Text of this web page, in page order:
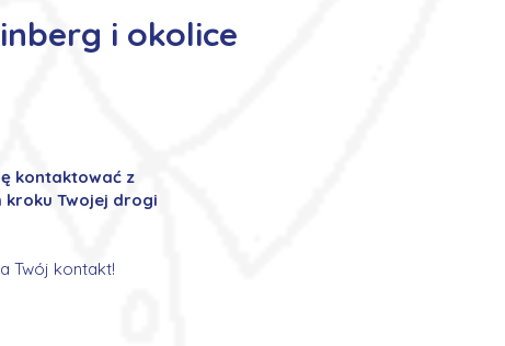
i okolice
kontaktować z
kroku Twojej drogi
Twój kontakt!